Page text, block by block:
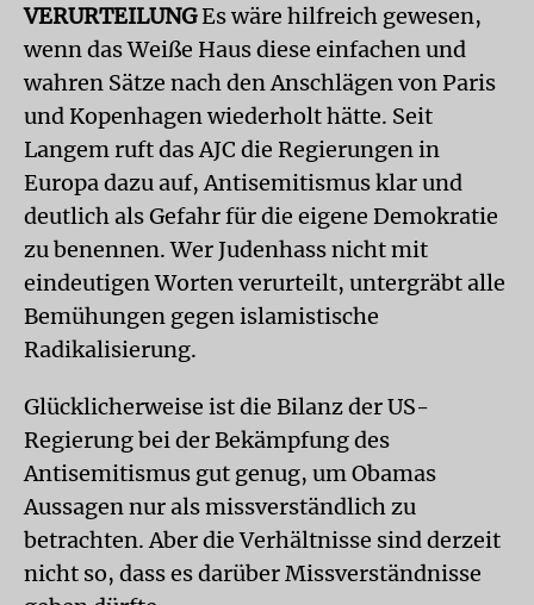
VERURTEILUNGEs wäre hilfreich gewesen,
wenn das Weiße Haus diese einfachen und
wahren Sätze nach den Anschlägen von Paris
und Kopenhagen wiederholt hätte. Seit
Langem ruft das AJC die Regierungen in
Europa dazu auf, Antisemitismus klar und
deutlich als Gefahr für die eigene Demokratie
zu benennen. Wer Judenhass nicht mit
eindeutigen Worten verurteilt, untergräbt alle
Bemühungen gegen islamistische
Radikalisierung.
Glücklicherweise ist die Bilanz der US-
Regierung bei der Bekämpfung des
Antisemitismus gut genug, um Obamas
Aussagen nur als missverständlich zu
betrachten. Aber die Verhältnisse sind derzeit
nicht so, dass es darüber Missverständnisse